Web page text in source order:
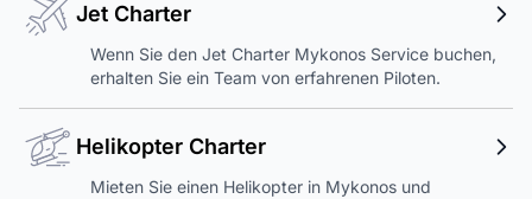
Jet Charter
Wenn Sie den Jet Charter Mykonos Service buchen,
erhalten Sie ein Team von erfahrenen Piloten.
Helikopter Charter
Mieten Sie einen Helikopter in Mykonos und